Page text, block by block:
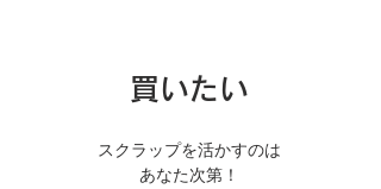
買いたい
​スクラップを活かすのは
あなた次第！